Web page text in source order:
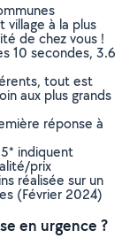
village à la plus
de chez vous !
10 secondes, 3.6
tout est
aux plus grands
réponse à
indiquent
prix
réalisée sur un
(Février 2024)
en urgence ?